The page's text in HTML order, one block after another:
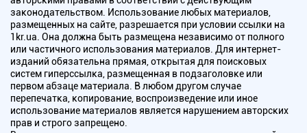
законодательством. Использование любых материалов,
размещенных на сайте, разрешается при условии ссылки на
1kr.ua. Она должна быть размещена независимо от полного
или частичного использования материалов. Для интернет-
изданий обязательна прямая, открытая для поисковых
систем гиперссылка, размещенная в подзаголовке или
первом абзаце материала. В любом другом случае
перепечатка, копирование, воспроизведение или иное
использование материалов является нарушением авторских
прав и строго запрещено.